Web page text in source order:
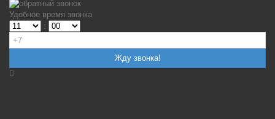
Удобное время звонка
: